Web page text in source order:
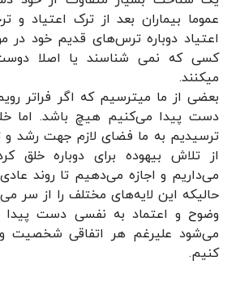
عموما بیماران بعد از ترک اعتیاد و
اعتیاد دوباره ترس‌های قدیم خود در
کسی که نمی شناسند یا اصلا دوست
میکنند.
بعضی از ما میترسیم که اگر فراتر
دست پیدا می‌کنیم هیچ باشد. اما
ترسیدیم به ما فضای لازم جهت رشد و
از تلاش بیهوده برای دوباره خلق
می‌داریم و اجازه می‌دهیم تا روند
حالیکه این لایه‌های مختلف را از سر
وضوح و اعتماد به نفسی دست
می‌شود علیرغم هر اتفاقی شخصیت
کنیم.